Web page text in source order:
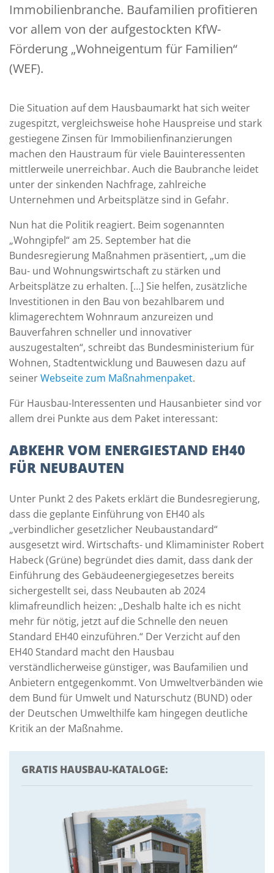
Immobilienbranche. Baufamilien profitieren
vor allem von der aufgestockten KfW-
Förderung „Wohneigentum für Familien“
(WEF).
Die Situation auf dem Hausbaumarkt hat sich weiter
zugespitzt, vergleichsweise hohe Hauspreise und stark
gestiegene Zinsen für Immobilienfinanzierungen
machen den Haustraum für viele Bauinteressenten
mittlerweile unerreichbar. Auch die Baubranche leidet
unter der sinkenden Nachfrage, zahlreiche
Unternehmen und Arbeitsplätze sind in Gefahr.
Nun hat die Politik reagiert. Beim sogenannten
„Wohngipfel“ am 25. September hat die
Bundesregierung Maßnahmen präsentiert, „um die
Bau- und Wohnungswirtschaft zu stärken und
Arbeitsplätze zu erhalten. […] Sie helfen, zusätzliche
Investitionen in den Bau von bezahlbarem und
klimagerechtem Wohnraum anzureizen und
Bauverfahren schneller und innovativer
auszugestalten“, schreibt das Bundesministerium für
Wohnen, Stadtentwicklung und Bauwesen dazu auf
seinerWebseite zum Maßnahmenpaket.
Für Hausbau-Interessenten und Hausanbieter sind vor
allem drei Punkte aus dem Paket interessant:
ABKEHR VOM ENERGIESTAND EH40
FÜR NEUBAUTEN
Unter Punkt 2 des Pakets erklärt die Bundesregierung,
dass die geplante Einführung von EH40 als
„verbindlicher gesetzlicher Neubaustandard“
ausgesetzt wird. Wirtschafts- und Klimaminister Robert
Habeck (Grüne) begründet dies damit, dass dank der
Einführung des Gebäudeenergiegesetzes bereits
sichergestellt sei, dass Neubauten ab 2024
klimafreundlich heizen: „Deshalb halte ich es nicht
mehr für nötig, jetzt auf die Schnelle den neuen
Standard EH40 einzuführen.“ Der Verzicht auf den
EH40 Standard macht den Hausbau
verständlicherweise günstiger, was Baufamilien und
Anbietern entgegenkommt. Von Umweltverbänden wie
dem Bund für Umwelt und Naturschutz (BUND) oder
der Deutschen Umwelthilfe kam hingegen deutliche
Kritik an der Maßnahme.
GRATIS HAUSBAU-KATALOGE: